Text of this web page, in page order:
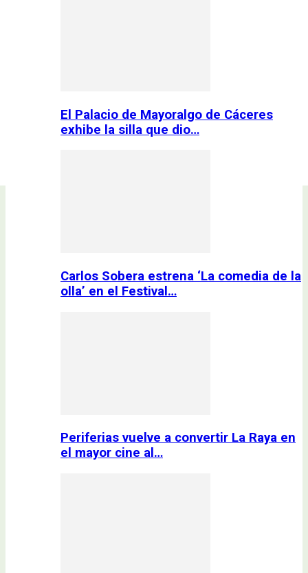
El Palacio de Mayoralgo de Cáceres
exhibe la silla que dio…
Carlos Sobera estrena ‘La comedia de la
olla’ en el Festival…
Periferias vuelve a convertir La Raya en
el mayor cine al…